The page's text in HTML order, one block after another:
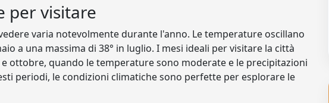
per visitare
varia notevolmente durante l'anno. Le temperature oscillano
a una massima di 38° in luglio. I mesi ideali per visitare la città
ottobre, quando le temperature sono moderate e le precipitazioni
periodi, le condizioni climatiche sono perfette per esplorare le